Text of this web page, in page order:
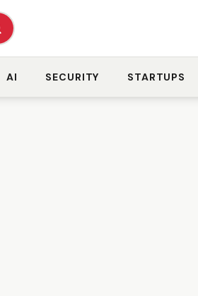
AI SECURITY STARTUPS